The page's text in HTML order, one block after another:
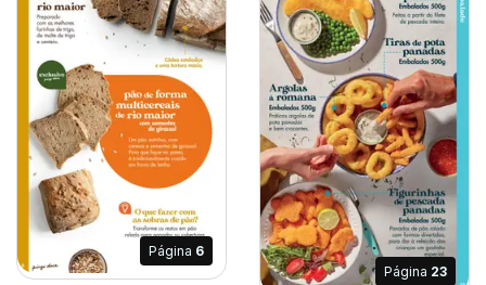
Página 6
Página 23